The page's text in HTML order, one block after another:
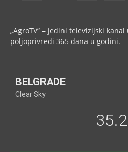
„AgroTV“ – jedini televizijski
poljoprivredi 365 dana u godini.
BELGRADE
Clear Sky
35.2